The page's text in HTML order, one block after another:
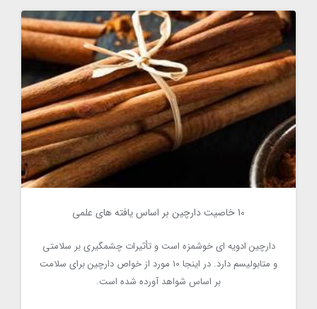
10 خاصیت دارچین بر اساس یافته های علمی
دارچین ادویه ای خوشمزه است و تأثیرات چشمگیری بر سلامتی
و متابولیسم دارد. در اینجا 10 مورد از خواص دارچین برای سلامت
بر اساس شواهد آورده شده است.